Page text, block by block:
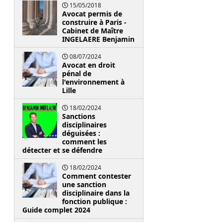
15/05/2018
Avocat permis de
construire à Paris -
Cabinet de Maître
INGELAERE Benjamin
08/07/2024
Avocat en droit
pénal de
l'environnement à
Lille
18/02/2024
Sanctions
disciplinaires
déguisées :
comment les
détecter et se défendre
18/02/2024
Comment contester
une sanction
disciplinaire dans la
fonction publique :
Guide complet 2024